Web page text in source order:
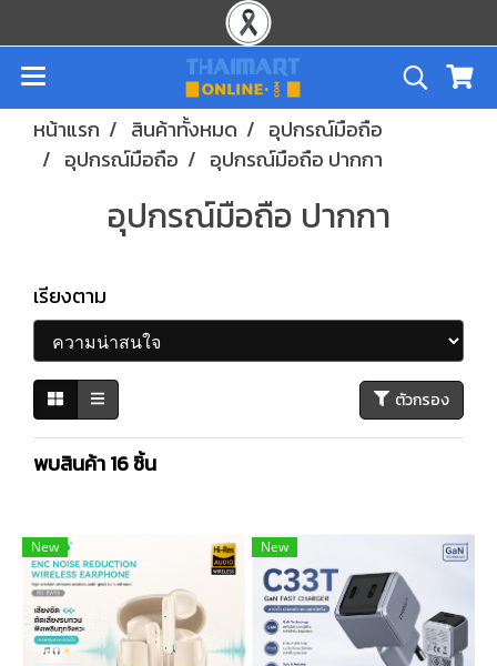
หน้าแรก สินค้าทั้งหมด
อุปกรณ์มือถือ
อุปกรณ์มือถือ
อุปกรณ์มือถือ ปากกา
อุปกรณ์มือถือ ปากกา
เรียงตาม
ตัวกรอง
พบสินค้า 16 ชิ้น
New New